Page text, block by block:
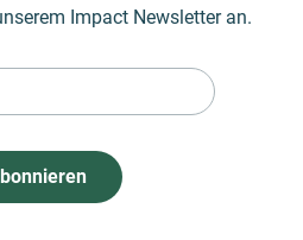
Impact Newsletter an.